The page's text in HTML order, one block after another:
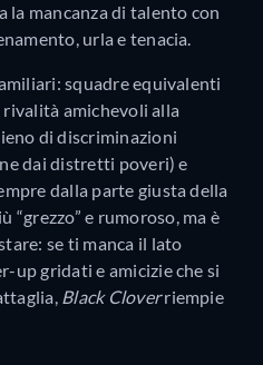
la mancanza di talento con
urla e tenacia.
squadre equivalenti
rivalità amichevoli alla
di discriminazioni
dai distretti poveri) e
dalla parte giusta della
“grezzo” e rumoroso, ma è
se ti manca il lato
up gridati e amicizie che si
Black Cloverriempie